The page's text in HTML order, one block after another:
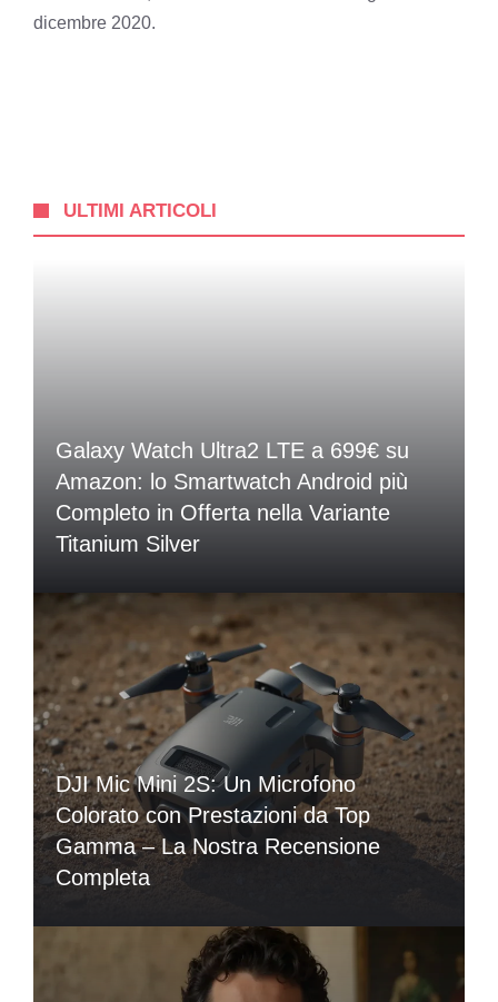
dicembre 2020.
ULTIMI ARTICOLI
Galaxy Watch Ultra2 LTE a 699€ su
Amazon: lo Smartwatch Android più
Completo in Offerta nella Variante
Titanium Silver
DJI Mic Mini 2S: Un Microfono
Colorato con Prestazioni da Top
Gamma – La Nostra Recensione
Completa